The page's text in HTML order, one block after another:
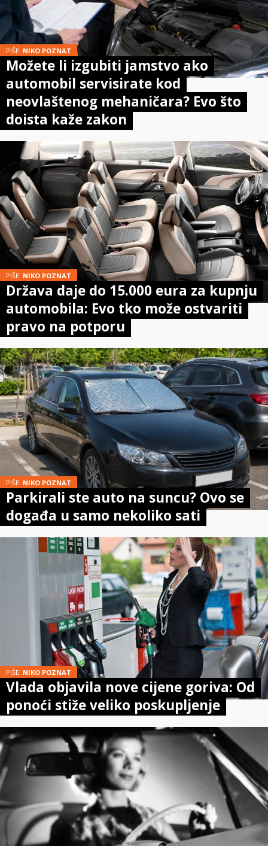
PIŠE: NIKO POZNAT
Možete li izgubiti jamstvo ako
automobil servisirate kod
neovlaštenog mehaničara? Evo što
doista kaže zakon
PIŠE: NIKO POZNAT
Država daje do 15.000 eura za kupnju
automobila: Evo tko može ostvariti
pravo na potporu
PIŠE: NIKO POZNAT
Parkirali ste auto na suncu? Ovo se
događa u samo nekoliko sati
PIŠE: NIKO POZNAT
Vlada objavila nove cijene goriva: Od
ponoći stiže veliko poskupljenje